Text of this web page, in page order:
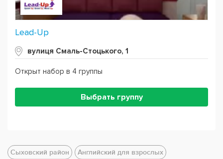
Lead-Up
вулиця Смаль-Стоцького, 1
Открыт набор в 4 группы
Выбрать группу
Сыховский район
Английский для взрослых